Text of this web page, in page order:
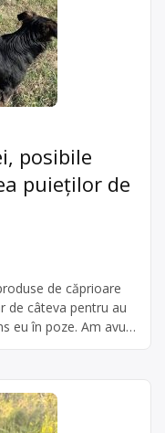
posibile
puieților de
de căprioare
de câteva pentru au
eu în poze. Am avut